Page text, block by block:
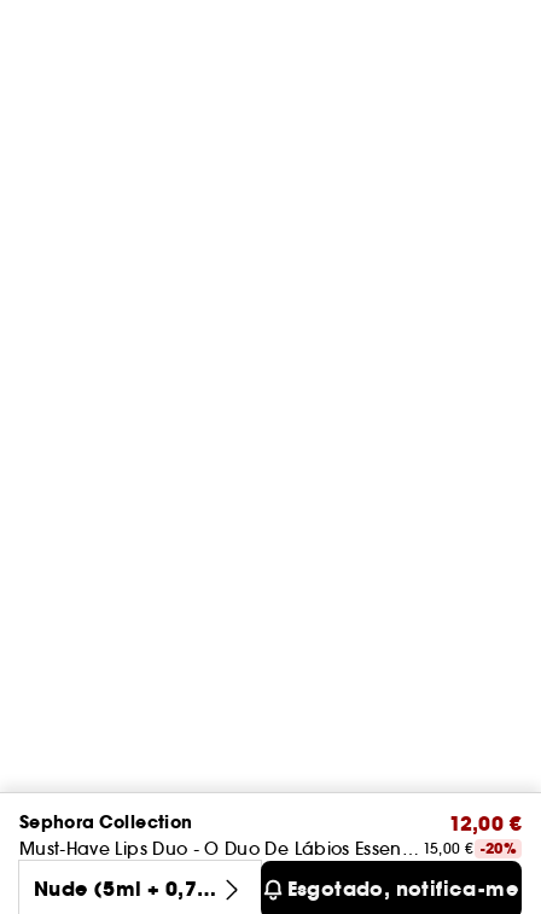
Sephora Collection
Must-Have Lips Duo - O Duo De Lábios Essencial
12,00 €
15,00 € -20%
Nude (5ml + 0,73
Esgotado, notifica-me!